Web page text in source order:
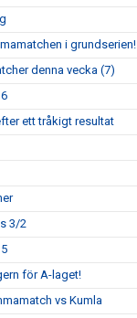
i grundserien!
denna vecka (7)
ett tråkigt resultat
3/2
för A-laget!
vs Kumla